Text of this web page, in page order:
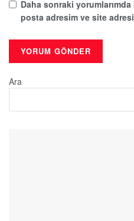
Daha sonraki yorumlarımda
posta adresim ve site
Ara